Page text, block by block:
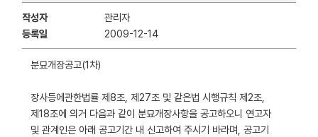
작성자
관리자
등록일
2009-12-14
분묘개장공고(1차)
장사등에관한법률 제8조, 제27조 및 같은법 시행규칙 제2조,
제18조에 의거 다음과 같이 분묘개장사항을 공고하오니 연고자
및 관계인은 아래 공고기간 내 신고하여 주시기 바라며, 공고기